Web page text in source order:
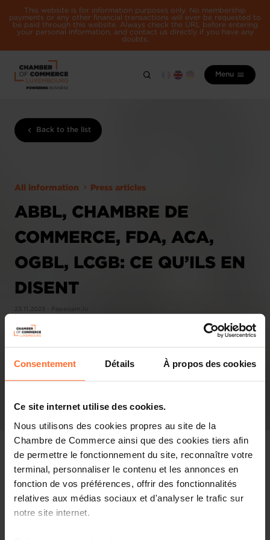
Consentement Détails À propos des cookies
Ce site internet utilise des cookies.
Nous utilisons des cookies propres au site de la
Chambre de Commerce ainsi que des cookies tiers afin
de permettre le fonctionnement du site, reconnaître votre
terminal, personnaliser le contenu et les annonces en
fonction de vos préférences, offrir des fonctionnalités
relatives aux médias sociaux et d'analyser le trafic sur
notre site internet.
This website is for information purposes only. No membership
payments or any other financial transactions will ever be requested to
be paid through this website. Always check the URL before entering
your personal information, and contact us directly if you have any
doubts.
Menu
Back to the list
All information Press articles
ABBL, CHAMBRE DE
COMMERCE, FDA, ACA,
OGBL, LCGB: CE QU’ILS EN
DISENT
In the press
Share this article